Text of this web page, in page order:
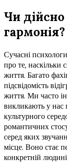
Чи дійсно
гармонія?
Сучасні
про те, наскільки
життя. Багато
підсвідомість
життя. Ми часто
викликають у нас
культурного
романтичних
серед яких
місце. Воно стає
конкретній